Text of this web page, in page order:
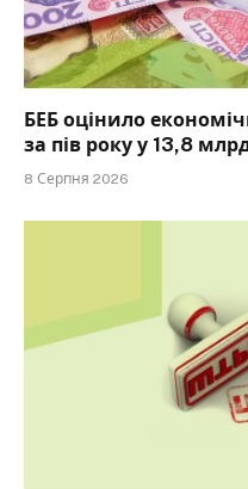
БЕБ оцінило
за пів року у 13,8
8 Серпня 2026